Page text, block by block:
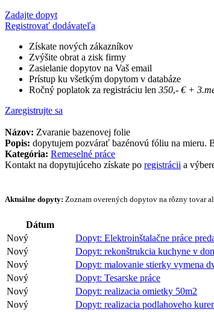
Zadajte dopyt
Registrovať dodávateľa
Získate nových zákazníkov
Zvýšite obrat a zisk firmy
Zasielanie dopytov na Vaš email
Prístup ku všetkým dopytom v databáze
Ročný poplatok za registráciu len 350,- € +
Zaregistrujte sa
Názov: Zvaranie bazenovej folie
Popis: dopytujem pozvárať bazénovú fóliu na mieru.
Kategória: Remeselné práce
Kontakt na dopytujúceho získate po registrácii a
Aktuálne dopyty: Zoznam overených dopytov na rôzny tovar
Dátum
Nový
Dopyt: Elektroinštalačne práce
Nový
Dopyt: rekonštrukcia kuchyne v
Nový
Dopyt: malovanie stierky vymena
Nový
Dopyt: Tesarske práce
Nový
Dopyt: realizacia omietky 50m2
Nový
Dopyt: realizacia podlahoveho